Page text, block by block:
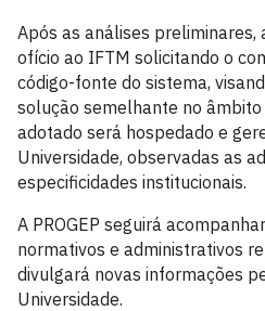
Após as análises preliminares,
ofício ao IFTM solicitando o
código-fonte do sistema,
solução semelhante no âmbito
adotado será hospedado e
Universidade, observadas as
especificidades institucionais.
A PROGEP seguirá
normativos e administrativos
divulgará novas informações
Universidade.